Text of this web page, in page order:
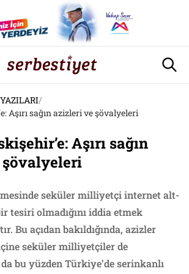
/
Aşırı sağın azizleri ve şövalyeleri
Aşırı sağın
seküler milliyetçi internet alt-
tesiri olmadığını iddia etmek
Bu açıdan bakıldığında, azizler
seküler milliyetçiler de
bu yüzden Türkiye’de serinkanlı